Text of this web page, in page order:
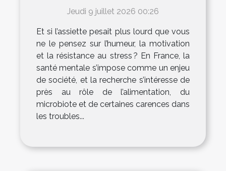
l’alimentation naturelle
Jeudi 9 juillet 2026 00:26
Et si l’assiette pesait plus lourd que vous
ne le pensez sur l’humeur, la motivation
et la résistance au stress ? En France, la
santé mentale s’impose comme un enjeu
de société, et la recherche s’intéresse de
près au rôle de l’alimentation, du
microbiote et de certaines carences dans
les troubles...